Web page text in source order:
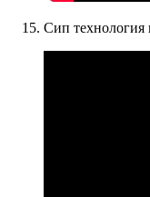
Сип технология